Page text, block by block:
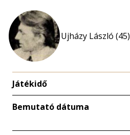
Ujházy László (45)
Játékidő
Bemutató dátuma